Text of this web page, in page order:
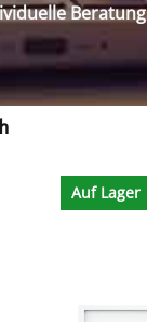
Beratung
Auf Lager